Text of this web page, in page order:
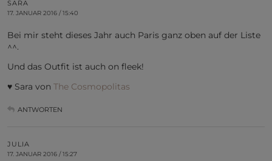
SARA
17. JANUAR 2016 / 15:40
Bei mir steht dieses Jahr auch Paris ganz oben auf der Liste
^^.
Und das Outfit ist auch on fleek!
♥ Sara von The Cosmopolitas
ANTWORTEN
JULIA
17. JANUAR 2016 / 15:27